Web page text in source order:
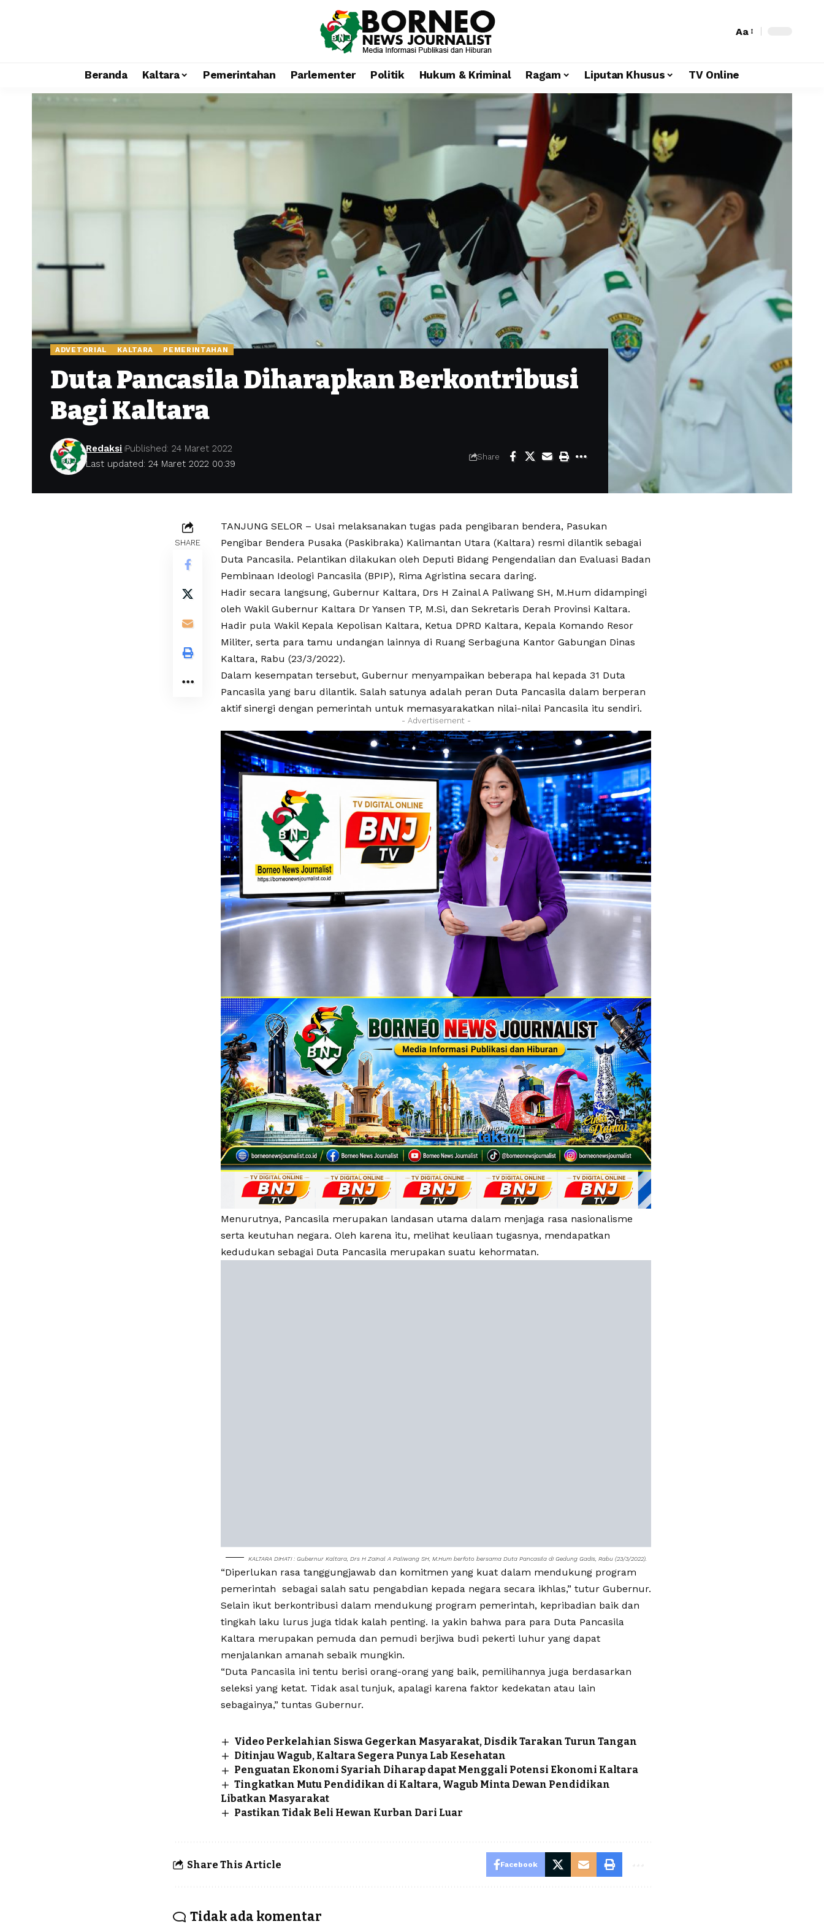
Aa
Beranda Kaltara Pemerintahan Parlementer Politik Hukum & Kriminal Ragam Liputan Khusus TV Online
ADVETORIAL KALTARA PEMERINTAHAN
Duta Pancasila Diharapkan Berkontribusi
Bagi Kaltara
Last updated: 24 Maret 2022 00:39
Redaksi Published: 24 Maret 2022
Share
SHARE
TANJUNG SELOR – Usai melaksanakan tugas pada pengibaran bendera, Pasukan
Pengibar Bendera Pusaka (Paskibraka) Kalimantan Utara (Kaltara) resmi dilantik sebagai
Duta Pancasila. Pelantikan dilakukan oleh Deputi Bidang Pengendalian dan Evaluasi Badan
Pembinaan Ideologi Pancasila (BPIP), Rima Agristina secara daring.
Hadir secara langsung, Gubernur Kaltara, Drs H Zainal A Paliwang SH, M.Hum didampingi
oleh Wakil Gubernur Kaltara Dr Yansen TP, M.Si, dan Sekretaris Derah Provinsi Kaltara.
Hadir pula Wakil Kepala Kepolisan Kaltara, Ketua DPRD Kaltara, Kepala Komando Resor
Militer, serta para tamu undangan lainnya di Ruang Serbaguna Kantor Gabungan Dinas
Kaltara, Rabu (23/3/2022).
Dalam kesempatan tersebut, Gubernur menyampaikan beberapa hal kepada 31 Duta
Pancasila yang baru dilantik. Salah satunya adalah peran Duta Pancasila dalam berperan
aktif sinergi dengan pemerintah untuk memasyarakatkan nilai-nilai Pancasila itu sendiri.
- Advertisement -
Menurutnya, Pancasila merupakan landasan utama dalam menjaga rasa nasionalisme
serta keutuhan negara. Oleh karena itu, melihat keuliaan tugasnya, mendapatkan
kedudukan sebagai Duta Pancasila merupakan suatu kehormatan.
KALTARA DIHATI : Gubernur Kaltara, Drs H Zainal A Paliwang SH, M.Hum berfoto bersama Duta Pancasila di Gedung Gadis, Rabu (23/3/2022).
“Diperlukan rasa tanggungjawab dan komitmen yang kuat dalam mendukung program
pemerintah sebagai salah satu pengabdian kepada negara secara ikhlas,” tutur Gubernur.
Selain ikut berkontribusi dalam mendukung program pemerintah, kepribadian baik dan
tingkah laku lurus juga tidak kalah penting. Ia yakin bahwa para para Duta Pancasila
Kaltara merupakan pemuda dan pemudi berjiwa budi pekerti luhur yang dapat
menjalankan amanah sebaik mungkin.
“Duta Pancasila ini tentu berisi orang-orang yang baik, pemilihannya juga berdasarkan
seleksi yang ketat. Tidak asal tunjuk, apalagi karena faktor kedekatan atau lain
sebagainya,” tuntas Gubernur.
Video Perkelahian Siswa Gegerkan Masyarakat, Disdik Tarakan Turun Tangan
Ditinjau Wagub, Kaltara Segera Punya Lab Kesehatan
Penguatan Ekonomi Syariah Diharap dapat Menggali Potensi Ekonomi Kaltara
Tingkatkan Mutu Pendidikan di Kaltara, Wagub Minta Dewan Pendidikan
Libatkan Masyarakat
Pastikan Tidak Beli Hewan Kurban Dari Luar
Share This Article Facebook
Tidak ada komentar